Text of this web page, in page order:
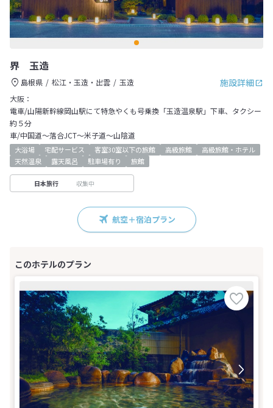
界 玉造
施設詳細
島根県 松江・玉造・出雲
玉造
大阪：
電車/山陽新幹線岡山駅にて特急やくも号乗換「玉造温泉駅」下車、タクシー
約５分
車/中国道～落合JCT～米子道～山陰道
大浴場 宅配サービス 客室30室以下の旅館 高級旅館
高級旅館・ホテル
天然温泉
露天風呂 駐車場有り 旅館
日本旅行 収集中
航空＋宿泊プラン